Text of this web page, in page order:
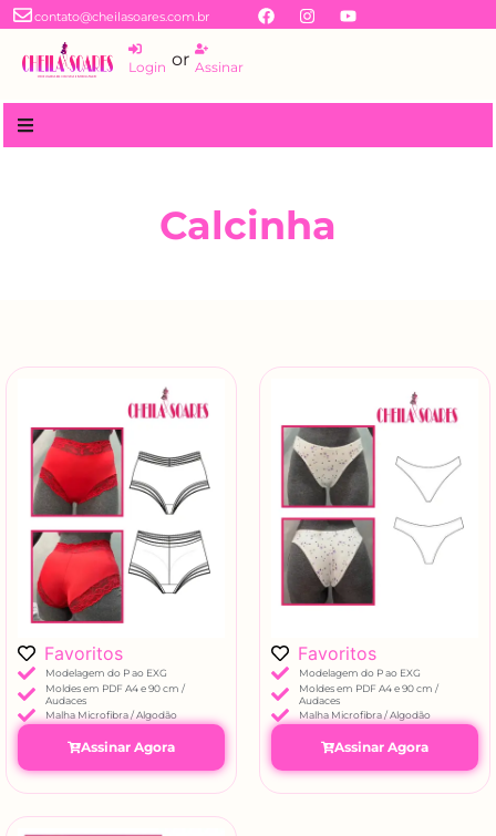
contato@cheilasoares.com.br
Login or Assinar
Calcinha
Favoritos
Modelagem do P ao EXG
Moldes em PDF A4 e 90 cm /
Audaces
Malha Microfibra / Algodão
Assinar Agora
Favoritos
Modelagem do P ao EXG
Moldes em PDF A4 e 90 cm /
Audaces
Malha Microfibra / Algodão
Assinar Agora